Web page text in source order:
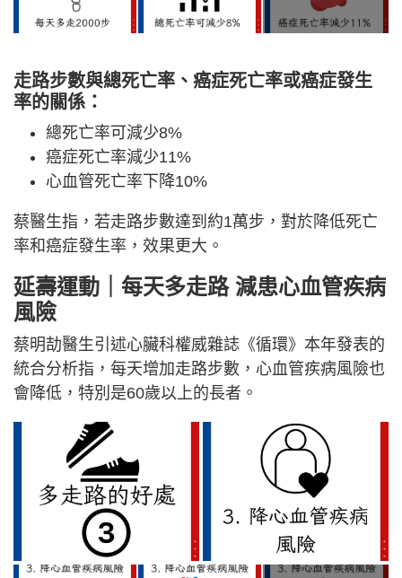
走路步數與總死亡率、癌症死亡率或癌症發生
率的關係：
總死亡率可減少8%
癌症死亡率減少11%
心血管死亡率下降10%
蔡醫生指，若走路步數達到約1萬步，對於降低死亡
率和癌症發生率，效果更大。
延壽運動｜每天多走路 減患心血管疾病
風險
蔡明劼醫生引述心臟科權威雜誌《循環》本年發表的
統合分析指，每天增加走路步數，心血管疾病風險也
會降低，特別是60歲以上的長者。